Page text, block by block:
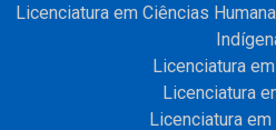
Licenciatura em Ciências
Licenciatura
Licenciatura
Licenciatura